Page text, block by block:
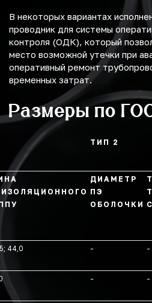
В некоторых вариантах
проводник для системы
контроля (ОДК), который
место возможной утечки при
оперативный ремонт
временных затрат.
Размеры по
ТИП 2
ДИАМЕТР
ПЭ
ОБОЛОЧКИ
44,0 - -
- -